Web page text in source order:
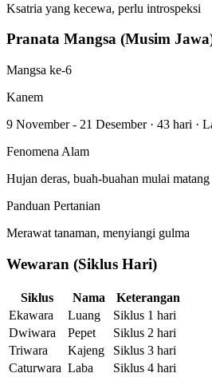
Ksatria yang kecewa, perlu introspeksi
Pranata Mangsa (Musim
Mangsa ke-6
Kanem
9 November - 21 Desember · 43 hari ·
Fenomena Alam
Hujan deras, buah-buahan mulai matang
Panduan Pertanian
Merawat tanaman, menyiangi gulma
Wewaran (Siklus Hari)
Siklus Nama
Keterangan
Ekawara
Luang
Siklus 1 hari
Dwiwara
Pepet
Siklus 2 hari
Triwara
Kajeng
Siklus 3 hari
Caturwara Laba
Siklus 4 hari